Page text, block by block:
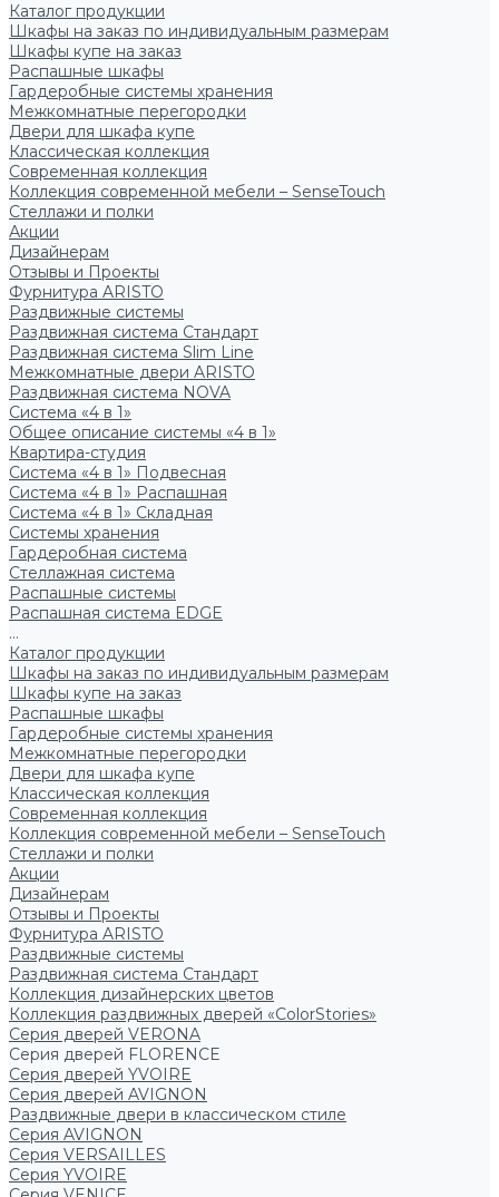
Каталог продукции
Шкафы на заказ по индивидуальным размерам
Шкафы купе на заказ
Распашные шкафы
Гардеробные системы хранения
Межкомнатные перегородки
Двери для шкафа купе
Классическая коллекция
Современная коллекция
Коллекция современной мебели – SenseTouch
Стеллажи и полки
Акции
Дизайнерам
Отзывы и Проекты
Фурнитура ARISTO
Раздвижные системы
Раздвижная система Стандарт
Раздвижная система Slim Line
Межкомнатные двери ARISTO
Раздвижная система NOVA
Система «4 в 1»
Общее описание системы «4 в 1»
Квартира-студия
Система «4 в 1» Подвесная
Система «4 в 1» Распашная
Система «4 в 1» Складная
Системы хранения
Гардеробная система
Стеллажная система
Распашные системы
Распашная система EDGE
...
Каталог продукции
Шкафы на заказ по индивидуальным размерам
Шкафы купе на заказ
Распашные шкафы
Гардеробные системы хранения
Межкомнатные перегородки
Двери для шкафа купе
Классическая коллекция
Современная коллекция
Коллекция современной мебели – SenseTouch
Стеллажи и полки
Акции
Дизайнерам
Отзывы и Проекты
Фурнитура ARISTO
Раздвижные системы
Раздвижная система Стандарт
Коллекция дизайнерских цветов
Коллекция раздвижных дверей «ColorStories»
Серия дверей VERONA
Серия дверей FLORENCE
Серия дверей YVOIRE
Серия дверей AVIGNON
Раздвижные двери в классическом стиле
Серия AVIGNON
Серия VERSAILLES
Серия YVOIRE